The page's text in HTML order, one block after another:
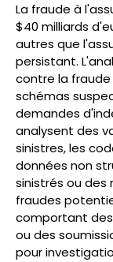
La fraude à
$40 milliards
autres que
persistant.
contre la
schémas
demandes
analysent des
sinistres, les
données non
sinistrés ou des
fraudes
comportant des
ou des
pour